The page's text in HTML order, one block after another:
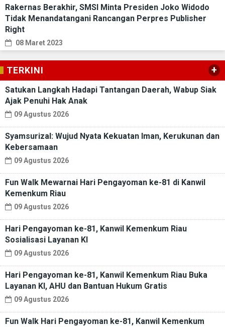
Rakernas Berakhir, SMSI Minta Presiden Joko Widodo
Tidak Menandatangani Rancangan Perpres Publisher
Right
08 Maret 2023
TERKINI +
Satukan Langkah Hadapi Tantangan Daerah, Wabup Siak
Ajak Penuhi Hak Anak
09 Agustus 2026
Syamsurizal: Wujud Nyata Kekuatan Iman, Kerukunan dan
Kebersamaan
09 Agustus 2026
Fun Walk Mewarnai Hari Pengayoman ke-81 di Kanwil
Kemenkum Riau
09 Agustus 2026
Hari Pengayoman ke-81, Kanwil Kemenkum Riau
Sosialisasi Layanan KI
09 Agustus 2026
Hari Pengayoman ke-81, Kanwil Kemenkum Riau Buka
Layanan KI, AHU dan Bantuan Hukum Gratis
09 Agustus 2026
Fun Walk Hari Pengayoman ke-81, Kanwil Kemenkum